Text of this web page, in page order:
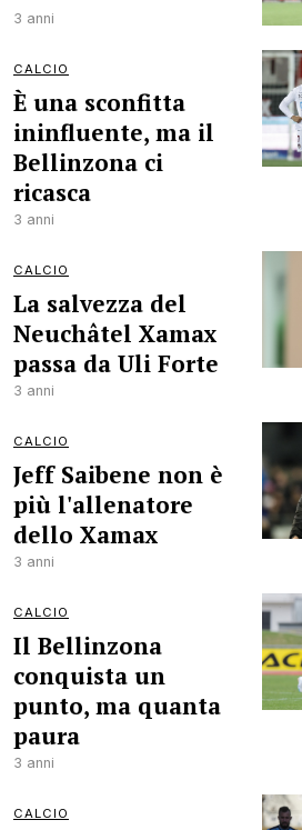
3 anni
CALCIO
È una sconfitta
ininfluente, ma il
Bellinzona ci
ricasca
3 anni
CALCIO
La salvezza del
Neuchâtel Xamax
passa da Uli Forte
3 anni
CALCIO
Jeff Saibene non è
più l'allenatore
dello Xamax
3 anni
CALCIO
Il Bellinzona
conquista un
punto, ma quanta
paura
3 anni
CALCIO